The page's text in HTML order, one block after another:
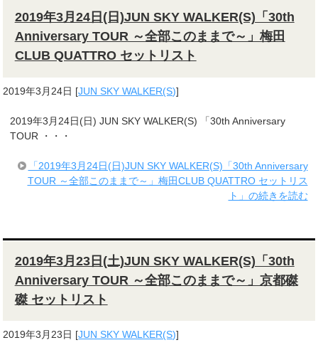
2019年3月24日(日)JUN SKY WALKER(S)「30th
Anniversary TOUR ～全部このままで～」梅田
CLUB QUATTRO セットリスト
2019年3月24日 [JUN SKY WALKER(S)]
2019年3月24日(日) JUN SKY WALKER(S) 「30th Anniversary
TOUR ・・・
「2019年3月24日(日)JUN SKY WALKER(S)「30th Anniversary
TOUR ～全部このままで～」梅田CLUB QUATTRO セットリス
ト」の続きを読む
2019年3月23日(土)JUN SKY WALKER(S)「30th
Anniversary TOUR ～全部このままで～」京都磔
磔 セットリスト
2019年3月23日 [JUN SKY WALKER(S)]